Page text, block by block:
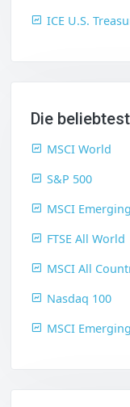
ICE U.S.
Die
MSCI World
S&P 500
MSCI
FTSE All World
MSCI All
Nasdaq 100
MSCI